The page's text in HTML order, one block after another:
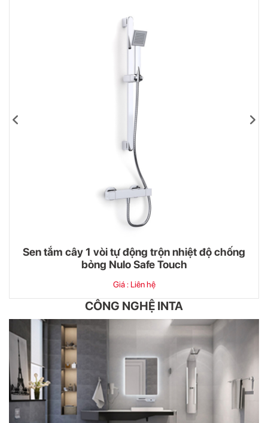
Sen tắm cây 1 vòi tự động trộn nhiệt độ chống
bỏng Nulo Safe Touch
Giá : Liên hệ
CÔNG NGHỆ INTA